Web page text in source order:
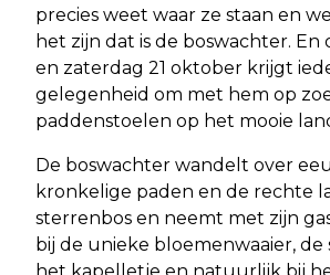
precies weet waar ze staan en
het zijn dat is de boswachter. En
en zaterdag 21 oktober krijgt
gelegenheid om met hem op
paddenstoelen op het mooie
De boswachter wandelt over
kronkelige paden en de rechte
sterrenbos en neemt met zijn
bij de unieke bloemenwaaier,
het kapelletje en natuurlijk bij